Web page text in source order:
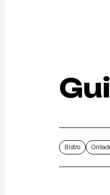
Bistro